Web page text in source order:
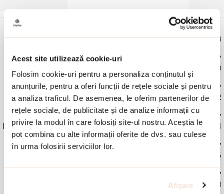
Acest site utilizează cookie-uri
Folosim cookie-uri pentru a personaliza conținutul și
anunțurile, pentru a oferi funcții de rețele sociale și pentru
a analiza traficul. De asemenea, le oferim partenerilor de
rețele sociale, de publicitate și de analize informații cu
privire la modul în care folosiți site-ul nostru. Aceștia le
pot combina cu alte informații oferite de dvs. sau culese
în urma folosirii serviciilor lor.
Afişare
Marime Inel
48
,
50
,
52
,
54
,
56
,
58